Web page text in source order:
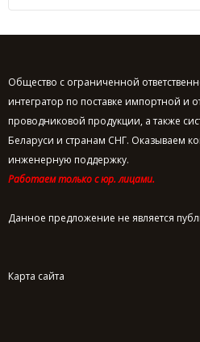
Общество с ограниченной
интегратор по поставке импортной и
проводниковой продукции, а также
Беларуси и странам СНГ. Оказываем
инженерную поддержку.
Работаем только с юр. лицами.
Данное предложение не является
Карта сайта